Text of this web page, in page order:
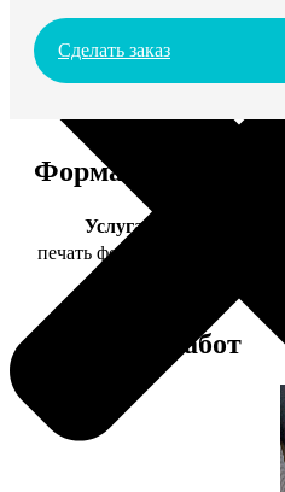
Сделать заказ
Форматы и цены
Услуга
печать фото 10х15
Примеры работ